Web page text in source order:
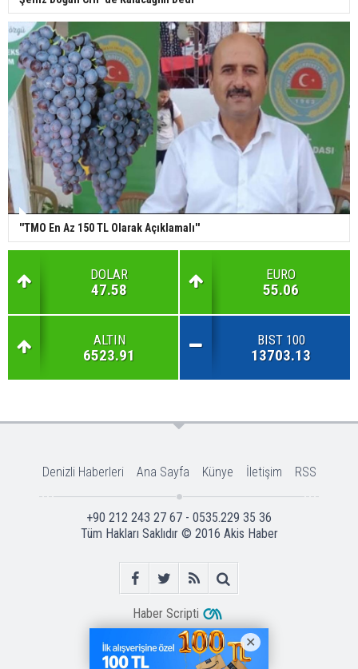
''TMO En Az 150 TL Olarak Açıklamalı''
DOLAR
47.58
EURO
55.06
ALTIN
6523.91
BIST 100
13703.13
Denizli Haberleri Ana Sayfa Künye İletişim RSS
+90 212 243 27 67 - 0535.229 35 36
Tüm Hakları Saklıdır © 2016 Akis Haber
Haber Scripti